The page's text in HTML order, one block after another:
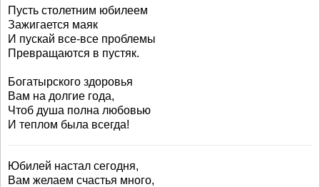
Пусть столетним юбилеем
Зажигается маяк
И пускай все-все проблемы
Превращаются в пустяк.
Богатырского здоровья
Вам на долгие года,
Чтоб душа полна любовью
И теплом была всегда!
Юбилей настал сегодня,
Вам желаем счастья много,